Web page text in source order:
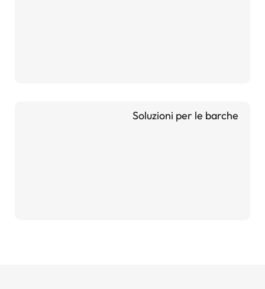
Soluzioni per le barche